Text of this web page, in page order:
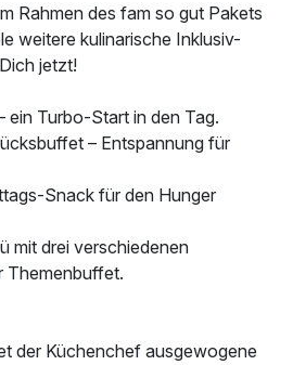
Rahmen des fam so gut Pakets
weitere kulinarische Inklusiv-
jetzt!
ein Turbo-Start in den Tag.
– Entspannung für
Snack für den Hunger
mit drei verschiedenen
Themenbuffet.
der Küchenchef ausgewogene